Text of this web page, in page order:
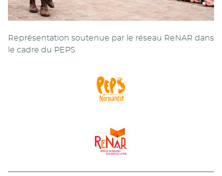
Représentation soutenue par le réseau ReNAR dans
le cadre du PEPS